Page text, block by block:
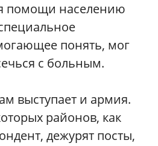
помощи населению
понять, мог
с больным.
выступает и армия.
районов, как
дежурят посты,